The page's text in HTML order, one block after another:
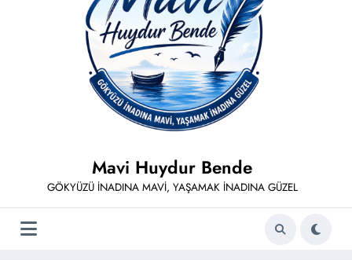
Mavi Huydur Bende
GÖKYÜZÜ İNADINA MAVİ, YAŞAMAK İNADINA GÜZEL